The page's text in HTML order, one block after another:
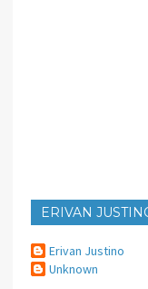
ERIVAN
Erivan Justino
Unknown